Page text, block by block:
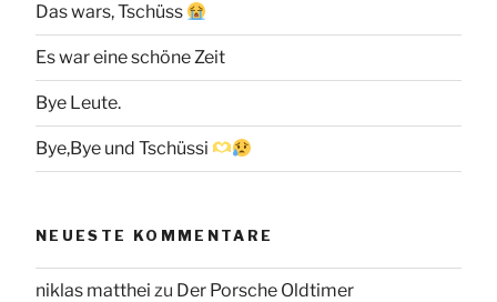
Das wars, Tschüss
Es war eine schöne Zeit
Bye Leute.
Bye,Bye und Tschüssi
NEUESTE KOMMENTARE
niklas matthei zu Der Porsche Oldtimer